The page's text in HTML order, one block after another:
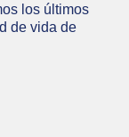
los últimos
de vida de